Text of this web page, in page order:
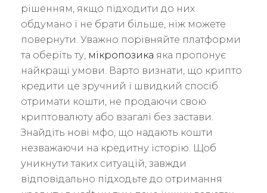
рішенням, якщо підходити до них
обдумано і не брати більше, ніж можете
повернути. Уважно порівняйте платформи
та оберіть ту, мікропозика яка пропонує
найкращі умови. Варто визнати, що крипто
кредити це зручний і швидкий спосіб
отримати кошти, не продаючи свою
криптовалюту або взагалі без застави.
Знайдіть нові мфо, що надають кошти
незважаючи на кредитну історію. Щоб
уникнути таких ситуацій, завжди
відповідально підходьте до отримання